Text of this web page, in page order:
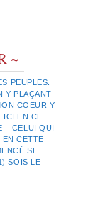
~
PEUPLES.
Y PLAÇANT
COEUR Y
ICI EN CE
– CELUI QUI
EN CETTE
SE
SOIS LE